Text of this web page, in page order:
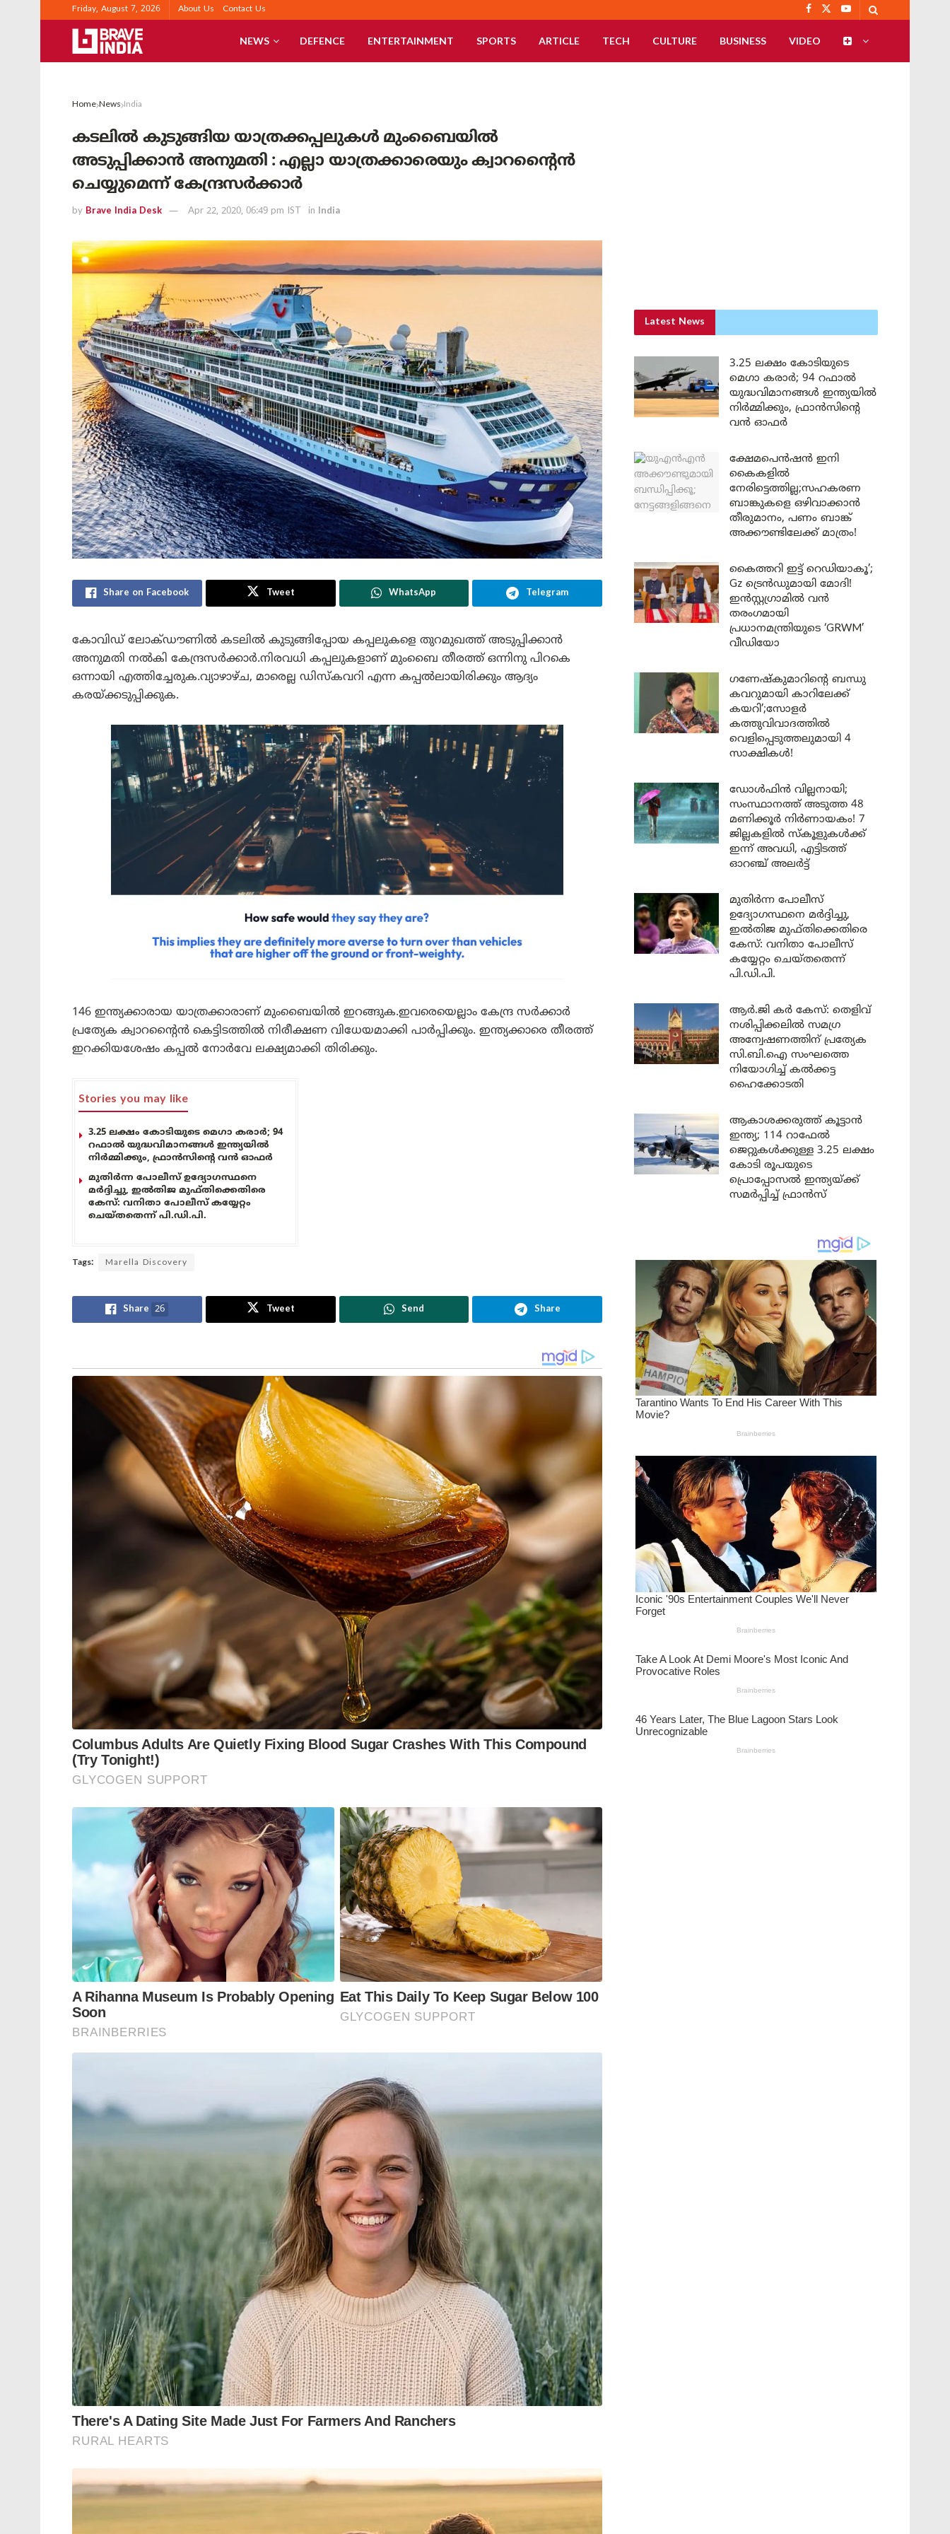
Friday, August 7, 2026 About Us Contact Us
NEWS DEFENCE ENTERTAINMENT SPORTS ARTICLE TECH CULTURE BUSINESS VIDEO
Home News India
കടലിൽ കുടുങ്ങിയ യാത്രക്കപ്പലുകൾ മുംബൈയിൽ
അടുപ്പിക്കാൻ അനുമതി : എല്ലാ യാത്രക്കാരെയും ക്വാറന്റൈൻ
ചെയ്യുമെന്ന് കേന്ദ്രസർക്കാർ
by Brave India Desk Apr 22, 2020, 06:49 pm IST in India
Share on Facebook Tweet WhatsApp Telegram
കോവിഡ് ലോക്ഡൗണിൽ കടലിൽ കുടുങ്ങിപ്പോയ കപ്പലുകളെ തുറമുഖത്ത് അടുപ്പിക്കാൻ
അനുമതി നൽകി കേന്ദ്രസർക്കാർ.നിരവധി കപ്പലുകളാണ് മുംബൈ തീരത്ത് ഒന്നിനു പിറകെ
ഒന്നായി എത്തിച്ചേരുക.വ്യാഴാഴ്ച, മാരെല്ല ഡിസ്കവറി എന്ന കപ്പൽലായിരിക്കും ആദ്യം
കരയ്ക്കടുപ്പിക്കുക.
146 ഇന്ത്യക്കാരായ യാത്രക്കാരാണ് മുംബൈയിൽ ഇറങ്ങുക.ഇവരെയെല്ലാം കേന്ദ്ര സർക്കാർ
പ്രത്യേക ക്വാറന്റൈൻ കെട്ടിടത്തിൽ നിരീക്ഷണ വിധേയമാക്കി പാർപ്പിക്കും. ഇന്ത്യക്കാരെ തീരത്ത്
ഇറക്കിയശേഷം കപ്പൽ നോർവേ ലക്ഷ്യമാക്കി തിരിക്കും.
Stories you may like
3.25 ലക്ഷം കോടിയുടെ മെഗാ കരാർ; 94
റഫാൽ യുദ്ധവിമാനങ്ങൾ ഇന്ത്യയിൽ
നിർമ്മിക്കും, ഫ്രാൻസിന്റെ വൻ ഓഫർ
മുതിർന്ന പോലീസ് ഉദ്യോഗസ്ഥനെ
മർദ്ദിച്ചു, ഇൽതിജ മുഫ്തിക്കെതിരെ
കേസ്: വനിതാ പോലീസ് കയ്യേറ്റം
ചെയ്തതെന്ന് പി.ഡി.പി.
Tags: Marella Discovery
Share 26 Tweet Send Share
Latest News
3.25 ലക്ഷം കോടിയുടെ
മെഗാ കരാർ; 94 റഫാൽ
യുദ്ധവിമാനങ്ങൾ ഇന്ത്യയിൽ
നിർമ്മിക്കും, ഫ്രാൻസിന്റെ
വൻ ഓഫർ
ക്ഷേമപെൻഷൻ ഇനി
കൈകളിൽ
നേരിട്ടെത്തില്ല;സഹകരണ
ബാങ്കുകളെ ഒഴിവാക്കാൻ
തീരുമാനം, പണം ബാങ്ക്
അക്കൗണ്ടിലേക്ക് മാത്രം!
കൈത്തറി ഇട്ട് റെഡിയാകൂ’;
Gz ട്രെൻഡുമായി മോദി!
ഇൻസ്റ്റഗ്രാമിൽ വൻ
തരംഗമായി
പ്രധാനമന്ത്രിയുടെ ‘GRWM’
വീഡിയോ
ഗണേഷ്കുമാറിന്റെ ബന്ധു
കവറുമായി കാറിലേക്ക്
കയറി’;സോളർ
കത്തുവിവാദത്തിൽ
വെളിപ്പെടുത്തലുമായി 4
സാക്ഷികൾ!
ഡോൾഫിൻ വില്ലനായി;
സംസ്ഥാനത്ത് അടുത്ത 48
മണിക്കൂർ നിർണായകം! 7
ജില്ലകളിൽ സ്കൂളുകൾക്ക്
ഇന്ന് അവധി, എട്ടിടത്ത്
ഓറഞ്ച് അലർട്ട്
മുതിർന്ന പോലീസ്
ഉദ്യോഗസ്ഥനെ മർദ്ദിച്ചു,
ഇൽതിജ മുഫ്തിക്കെതിരെ
കേസ്: വനിതാ പോലീസ്
കയ്യേറ്റം ചെയ്തതെന്ന്
പി.ഡി.പി.
ആർ.ജി കർ കേസ്: തെളിവ്
നശിപ്പിക്കലിൽ സമഗ്ര
അന്വേഷണത്തിന് പ്രത്യേക
സി.ബി.ഐ സംഘത്തെ
നിയോഗിച്ച് കൽക്കട്ട
ഹൈക്കോടതി
ആകാശക്കരുത്ത് കൂട്ടാൻ
ഇന്ത്യ; 114 റാഫേൽ
ജെറ്റുകൾക്കുള്ള 3.25 ലക്ഷം
കോടി രൂപയുടെ
പ്രൊപ്പോസൽ ഇന്ത്യയ്ക്ക്
സമർപ്പിച്ച് ഫ്രാൻസ്